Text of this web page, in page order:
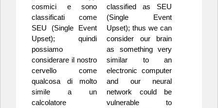
cosmici e sono
classificati come
SEU (Single Event
Upset); quindi
possiamo
considerare il nostro
cervello come
qualcosa di molto
simile a un
calcolatore
classified as SEU
(Single Event
Upset); thus we can
consider our brain
as something very
similar to an
electronic computer
and our neural
network could be
vulnerable to